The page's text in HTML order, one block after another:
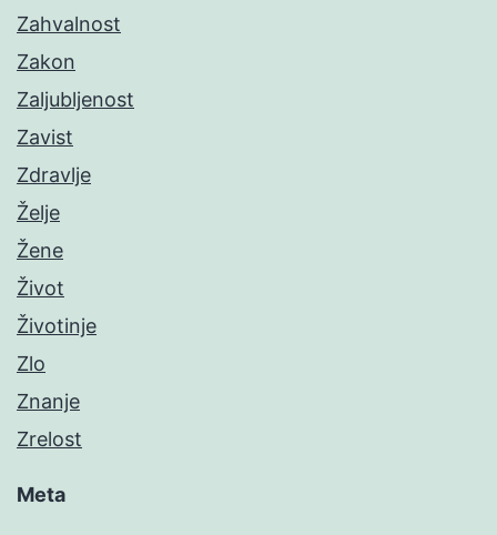
Zahvalnost
Zakon
Zaljubljenost
Zavist
Zdravlje
Želje
Žene
Život
Životinje
Zlo
Znanje
Zrelost
Meta